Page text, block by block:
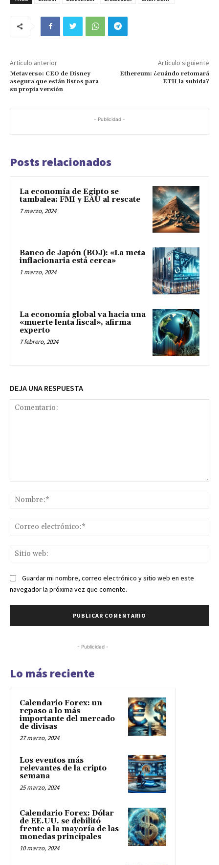
Artículo anterior
Metaverso: CEO de Disney
asegura que están listos para
su propia versión
Artículo siguiente
Ethereum: ¿cuándo retomará
ETH la subida?
- Publicidad -
Posts relacionados
La economía de Egipto se
tambalea: FMI y EAU al rescate
7 marzo, 2024
Banco de Japón (BOJ): «La meta
inflacionaria está cerca»
1 marzo, 2024
La economía global va hacia una
«muerte lenta fiscal», afirma
experto
7 febrero, 2024
DEJA UNA RESPUESTA
Guardar mi nombre, correo electrónico y sitio web en este
navegador la próxima vez que comente.
- Publicidad -
Lo más reciente
Calendario Forex: un
repaso a lo más
importante del mercado
de divisas
27 marzo, 2024
Los eventos más
relevantes de la cripto
semana
25 marzo, 2024
Calendario Forex: Dólar
de EE.UU. se debilitó
frente a la mayoría de las
monedas principales
10 marzo, 2024